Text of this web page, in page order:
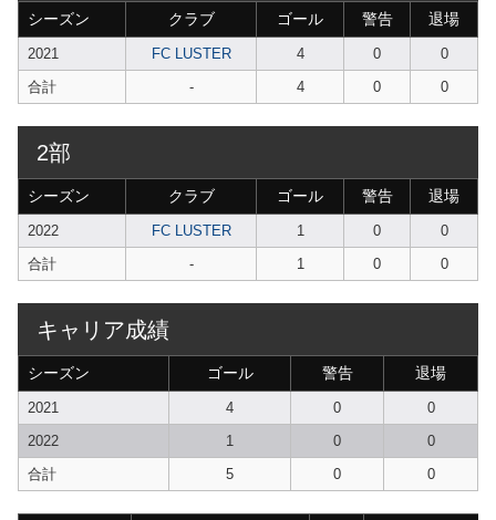
シーズン クラブ ゴール 警告 退場
2021 FC LUSTER 4 0
0
合計
- 4 0 0
2部
シーズン クラブ ゴール 警告 退場
2022 FC LUSTER 1 0
0
合計
- 1 0 0
キャリア成績
シーズン ゴール 警告 退場
2021 4 0
0
2022
1 0
0
合計
5 0 0